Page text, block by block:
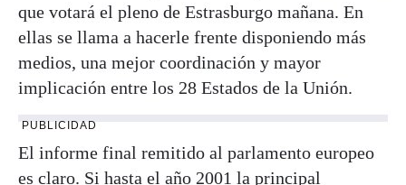
que votará el pleno de Estrasburgo mañana. En
ellas se llama a hacerle frente disponiendo más
medios, una mejor coordinación y mayor
implicación entre los 28 Estados de la Unión.
PUBLICIDAD
El informe final remitido al parlamento europeo
es claro. Si hasta el año 2001 la principal